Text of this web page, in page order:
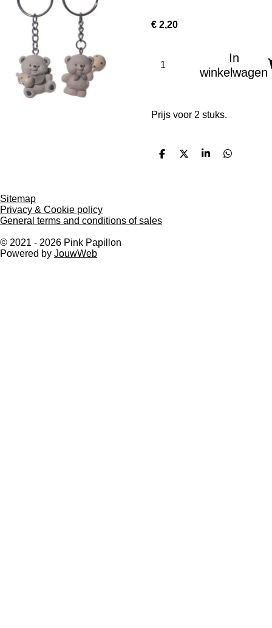
€ 2,20
In
winkelwagen
Prijs voor 2 stuks.
D
D
S
D
Sitemap
Privacy & Cookie policy
General terms and conditions of sales
© 2021 - 2026 Pink Papillon
Powered by JouwWeb